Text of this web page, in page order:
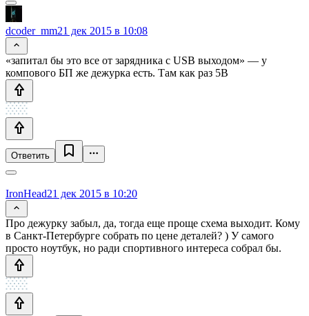
dcoder_mm21 дек 2015 в 10:08
«запитал бы это все от зарядника с USB выходом» — у
компового БП же дежурка есть. Там как раз 5В
Ответить
IronHead21 дек 2015 в 10:20
Про дежурку забыл, да, тогда еще проще схема выходит. Кому
в Санкт-Петербурге собрать по цене деталей? ) У самого
просто ноутбук, но ради спортивного интереса собрал бы.